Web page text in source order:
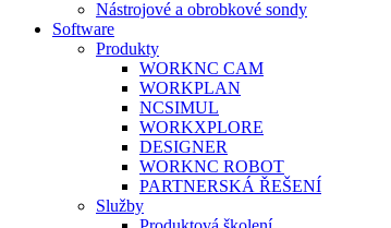
Nástrojové a obrobkové sondy
Software
Produkty
WORKNC CAM
WORKPLAN
NCSIMUL
WORKXPLORE
DESIGNER
WORKNC ROBOT
PARTNERSKÁ ŘEŠENÍ
Služby